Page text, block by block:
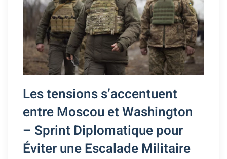
Les tensions s’accentuent
entre Moscou et Washington
– Sprint Diplomatique pour
Éviter une Escalade Militaire